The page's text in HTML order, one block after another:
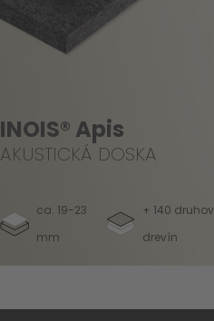
INOIS® Apis
AKUSTICKÁ DOSKA
ca. 19-23
mm
+ 140 druhov
drevín